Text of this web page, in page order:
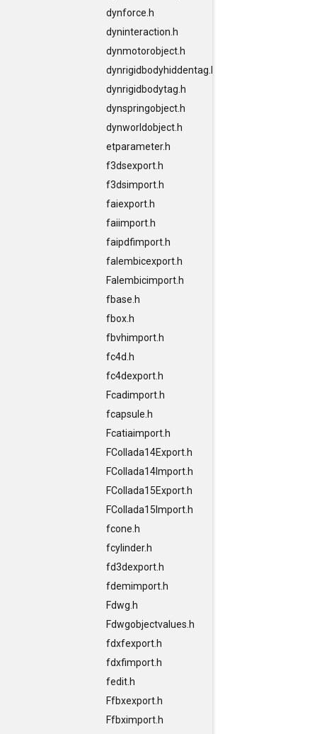
dynforce.h
dyninteraction.h
dynmotorobject.h
dynrigidbodyhiddentag.h
dynrigidbodytag.h
dynspringobject.h
dynworldobject.h
etparameter.h
f3dsexport.h
f3dsimport.h
faiexport.h
faiimport.h
faipdfimport.h
falembicexport.h
Falembicimport.h
fbase.h
fbox.h
fbvhimport.h
fc4d.h
fc4dexport.h
Fcadimport.h
fcapsule.h
Fcatiaimport.h
FCollada14Export.h
FCollada14Import.h
FCollada15Export.h
FCollada15Import.h
fcone.h
fcylinder.h
fd3dexport.h
fdemimport.h
Fdwg.h
Fdwgobjectvalues.h
fdxfexport.h
fdxfimport.h
fedit.h
Ffbxexport.h
Ffbximport.h